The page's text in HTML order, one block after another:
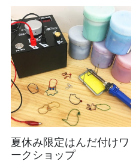
夏休み限定はんだ付けワ
ークショップ